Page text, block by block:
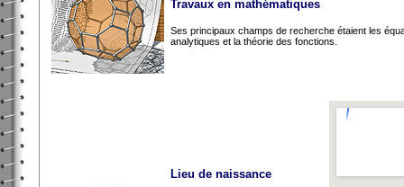
Travaux en mathématiques
Ses principaux champs de recherche étaient les
analytiques et la théorie des fonctions.
Lieu de naissance